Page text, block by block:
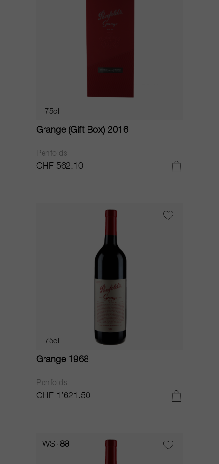
75cl
Grange (Gift Box) 2016
Penfolds
CHF 562.10
75cl
Grange 1968
Penfolds
CHF 1’621.50
WS 88